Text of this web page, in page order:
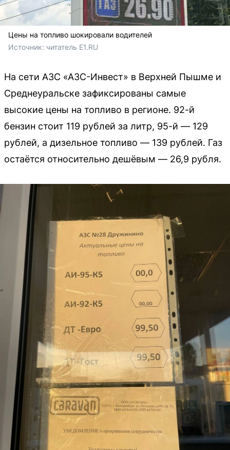
Цены на топливо шокировали водителей
Источник: читатель E1.RU
На сети АЗС «АЗС-Инвест» в Верхней Пышме и
Среднеуральске зафиксированы самые
высокие цены на топливо в регионе. 92-й
бензин стоит 119 рублей за литр, 95-й — 129
рублей, а дизельное топливо — 139 рублей. Газ
остаётся относительно дешёвым — 26,9 рубля.